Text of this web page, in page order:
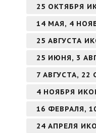
25 ОКТЯБРЯ
14 МАЯ, 4
25 АВГУСТА
25 ИЮНЯ, 3
7 АВГУСТА,
4 НОЯБРЯ
16 ФЕВРАЛЯ,
24 АПРЕЛЯ